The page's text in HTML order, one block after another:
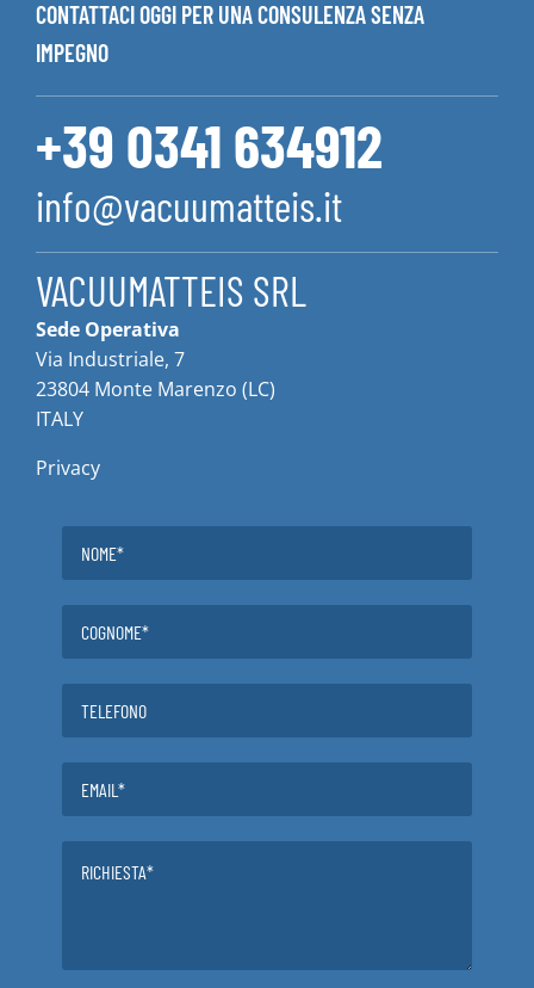
CONTATTACI OGGI PER UNA CONSULENZA SENZA
IMPEGNO
+39 0341 634912
info@vacuumatteis.it
VACUUMATTEIS SRL
Sede Operativa
Via Industriale, 7
23804 Monte Marenzo (LC)
ITALY
Privacy